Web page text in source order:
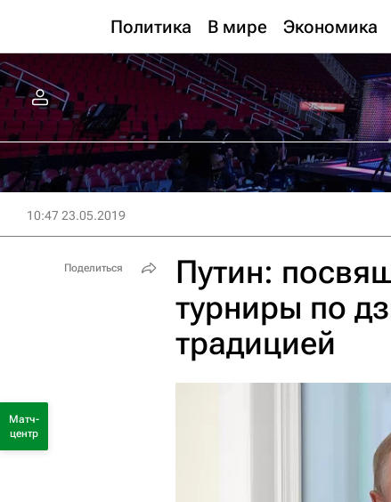
Политика В мире Экономика
10:47 23.05.2019
Путин:
турниры по
традицией
Поделиться
Матч-
центр